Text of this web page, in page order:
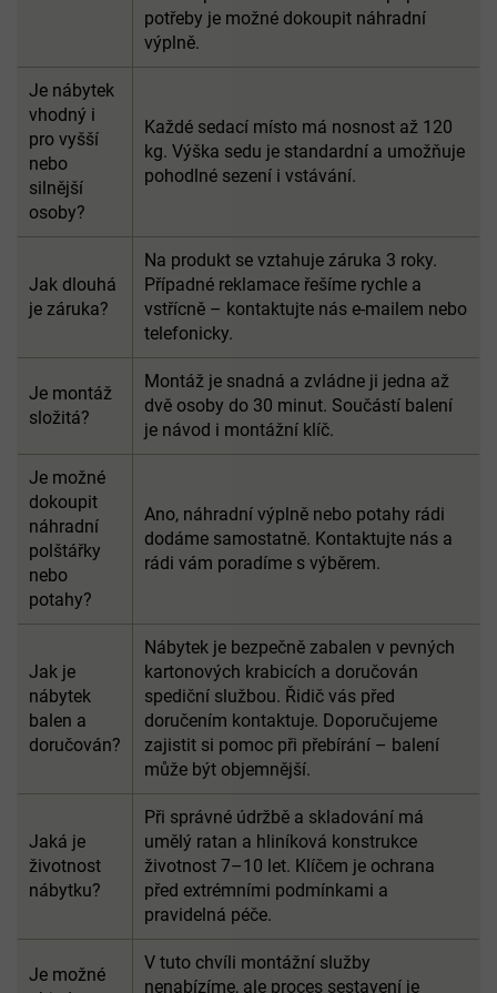
potřeby je možné dokoupit náhradní
výplně.
Je nábytek
vhodný i
pro vyšší
nebo
silnější
osoby?
Každé sedací místo má nosnost až 120
kg. Výška sedu je standardní a umožňuje
pohodlné sezení i vstávání.
Jak dlouhá
je záruka?
Na produkt se vztahuje záruka 3 roky.
Případné reklamace řešíme rychle a
vstřícně – kontaktujte nás e-mailem nebo
telefonicky.
Je montáž
složitá?
Montáž je snadná a zvládne ji jedna až
dvě osoby do 30 minut. Součástí balení
je návod i montážní klíč.
Je možné
dokoupit
náhradní
polštářky
nebo
potahy?
Ano, náhradní výplně nebo potahy rádi
dodáme samostatně. Kontaktujte nás a
rádi vám poradíme s výběrem.
Jak je
nábytek
balen a
doručován?
Nábytek je bezpečně zabalen v pevných
kartonových krabicích a doručován
spediční službou. Řidič vás před
doručením kontaktuje. Doporučujeme
zajistit si pomoc při přebírání – balení
může být objemnější.
Jaká je
životnost
nábytku?
Při správné údržbě a skladování má
umělý ratan a hliníková konstrukce
životnost 7–10 let. Klíčem je ochrana
před extrémními podmínkami a
pravidelná péče.
Je možné
V tuto chvíli montážní služby
nenabízíme, ale proces sestavení je